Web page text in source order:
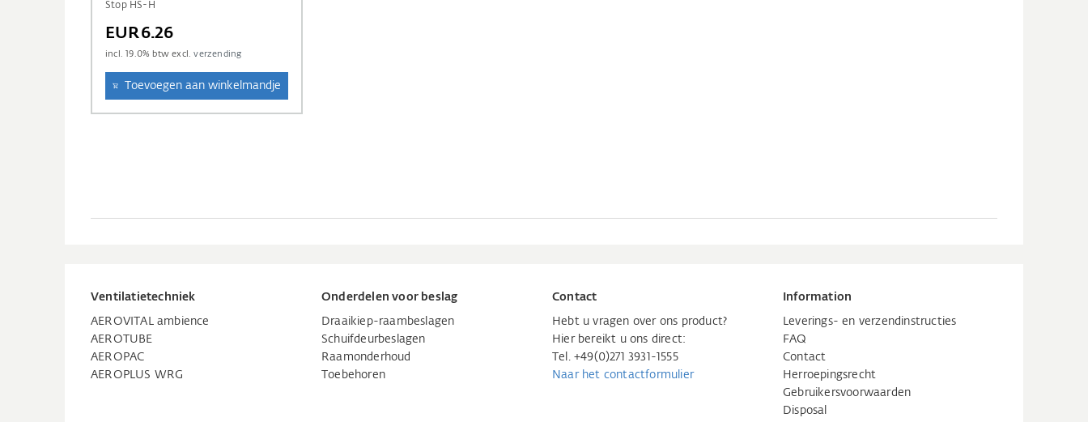
Stop HS-H
EUR6.26
incl.19.0% btw excl.verzending
Toevoegen aan winkelmandje
Ventilatietechniek
AEROVITAL ambience
AEROTUBE
AEROPAC
AEROPLUS WRG
Onderdelen voor beslag
Draaikiep-raambeslagen
Schuifdeurbeslagen
Raamonderhoud
Toebehoren
Contact
Hebt u vragen over ons product?
Hier bereikt u ons direct:
Tel. +49(0)271 3931-1555
Naar het contactformulier
Information
Leverings- en verzendinstructies
FAQ
Contact
Herroepingsrecht
Gebruikersvoorwaarden
Disposal